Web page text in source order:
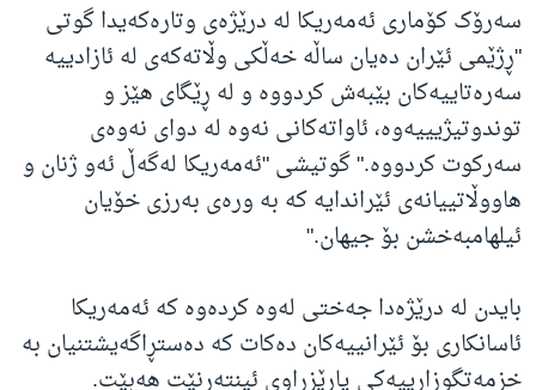
سه‌رۆک کۆماری ئه‌مەریکا له‌ درێژه‌ی وتارەکەیدا گوتی
"ڕژێمی ئێران ده‌یان ساڵه‌ خه‌ڵکی وڵاتەکەی له‌ ئازادییه‌
سه‌ره‌تاییه‌کان بێبه‌ش کردووه‌ و لە ڕێگای‌ هێز و
توندوتیژیییەوە، ئاواته‌کانی نەوە لە دوای نەوەی
سه‌رکوت کردووه‌." گوتیشی "ئەمەریکا لەگەڵ ئەو ژنان و
هاووڵاتییانەی ئێراندایە کە بە ورەی بەرزی خۆیان
ئیلهامبەخشن بۆ جیهان."
بایدن له‌ درێژه‌دا جه‌ختی له‌وه‌ كرده‌وه‌ كه‌ ئه‌مەریكا
ئاسانكاری بۆ ئێرانییه‌كان ده‌كات کە ده‌ستڕاگه‌یشتنیان به‌
خزمه‌تگوزارییه‌كی پارێزراوی ئینتەرنێت هەبێت.